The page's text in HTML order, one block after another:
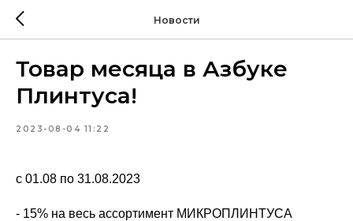
Новости
Товар месяца в Азбуке
Плинтуса!
2023-08-04 11:22
с 01.08 по 31.08.2023
- 15% на весь ассортимент МИКРОПЛИНТУСА